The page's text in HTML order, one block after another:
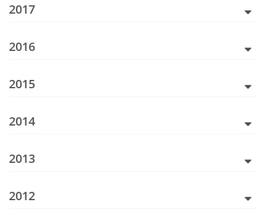
2017
2016
2015
2014
2013
2012